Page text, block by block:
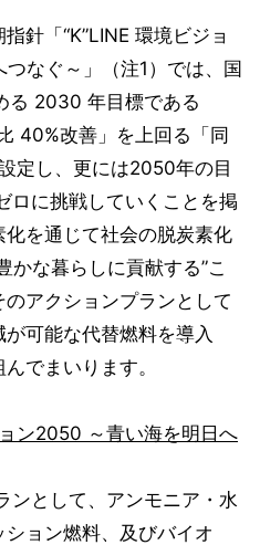
針「“K”LINE 環境ビジョ
なぐ～」（注1）では、国
る 2030 年目標である
40%改善」を上回る「同
定し、更には2050年の目
ロに挑戦していくことを掲
を通じて社会の脱炭素化
かな暮らしに貢献する”こ
アクションプランとして
可能な代替燃料を導入
でまいります。
ョン2050 ～青い海を明日へ
ンとして、アンモニア・水
ョン燃料、及びバイオ